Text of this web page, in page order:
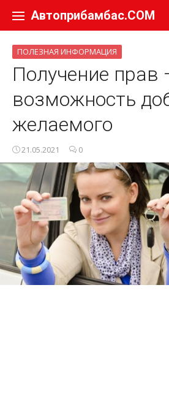
Автоприбамбас.COM
ПОЛЕЗНАЯ ИНФОРМАЦИЯ
Получение прав
возможность
желаемого
21.05.2021 0